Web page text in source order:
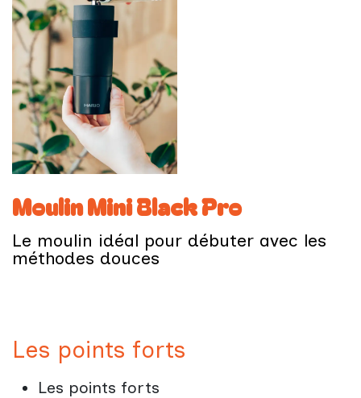
Moulin Mini Black Pro
Le moulin idéal pour débuter avec les
méthodes douces
Les points forts
Les points forts